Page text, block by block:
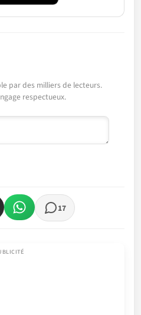
par des milliers de lecteurs.
respectueux.
17